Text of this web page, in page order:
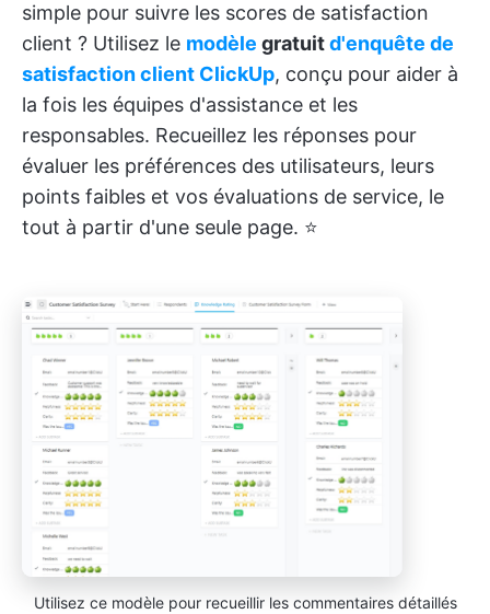
simple pour suivre les scores de satisfaction
client ? Utilisez le modèle gratuitd'enquête de
satisfaction client ClickUp, conçu pour aider à
la fois les équipes d'assistance et les
responsables. Recueillez les réponses pour
évaluer les préférences des utilisateurs, leurs
points faibles et vos évaluations de service, le
tout à partir d'une seule page. ⭐
Utilisez ce modèle pour recueillir les commentaires détaillés